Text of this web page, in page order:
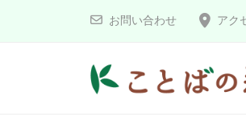
お問い合わせ アク
と
森